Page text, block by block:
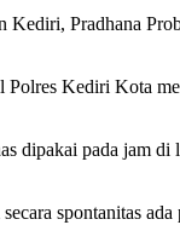
Pradhana
Kediri Kota
dipakai pada jam
spontanitas